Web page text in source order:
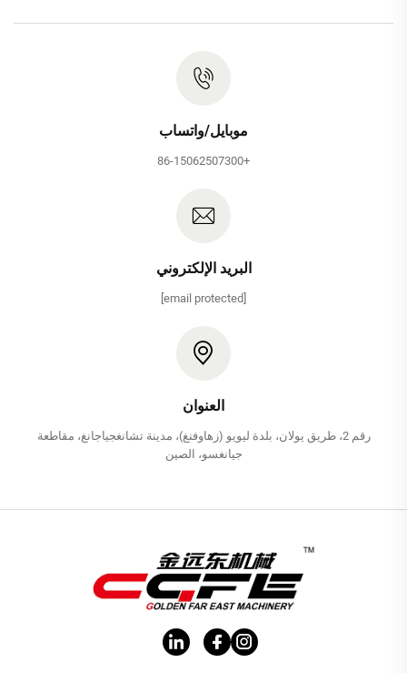
موبايل/واتساب
+86-15062507300
البريد الإلكتروني
[email protected]
العنوان
رقم 2، طريق يولان، بلدة ليويو (زهاوفنغ)، مدينة تشانغجياجانغ، مقاطعة
جيانغسو، الصين